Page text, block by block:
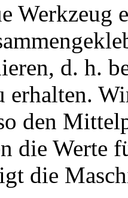
Werkzeug
d. h.
erhalten.
den
die Werte
die